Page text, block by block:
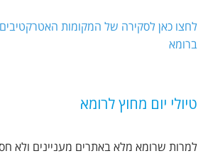
לחצו כאן לסקירה של המקומות האטרקטיבים
ברומא
טיולי יום מחוץ לרומא
למרות שרומא מלא באתרים מעניינים ולא